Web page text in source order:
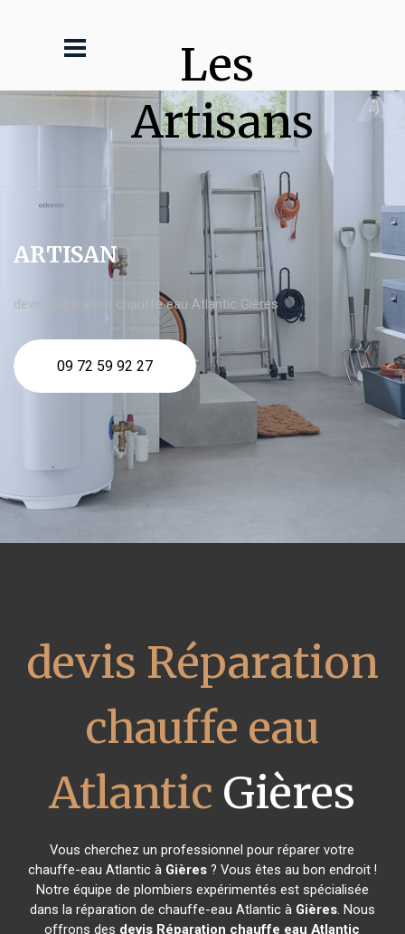
Les
Artisans
ARTISAN
devis Réparation chauffe eau Atlantic Gières
09 72 59 92 27
devis Réparation
chauffe eau
Atlantic Gières
Vous cherchez un professionnel pour réparer votre
chauffe-eau Atlantic à Gières? Vous êtes au bon endroit !
Notre équipe de plombiers expérimentés est spécialisée
dans la réparation de chauffe-eau Atlantic à Gières. Nous
offrons des devis Réparation chauffe eau Atlantic